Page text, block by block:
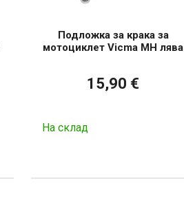
Подложка за крака за
мотоциклет Vicma MH лява
15,90 €
На склад